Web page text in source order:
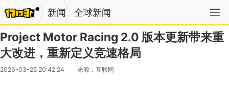
新闻 全球新闻
Project Motor Racing 2.0 版本更新带来重
大改进，重新定义竞速格局
2026-03-25 20:42:24
来源：互联网